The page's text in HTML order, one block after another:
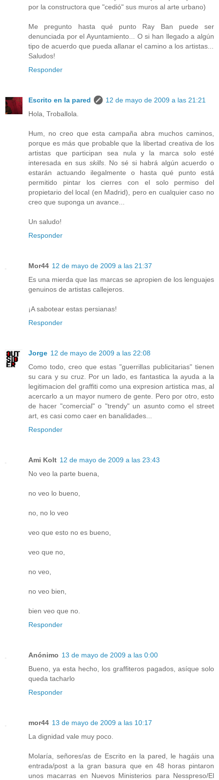
por la constructora que "cedió" sus muros al arte urbano)
Me pregunto hasta qué punto Ray Ban puede ser
denunciada por el Ayuntamiento... O si han llegado a algún
tipo de acuerdo que pueda allanar el camino a los artistas...
Saludos!
Responder
Escrito en la pared
12 de mayo de 2009 a las 21:21
Hola, Troballola.
Hum, no creo que esta campaña abra muchos caminos,
porque es más que probable que la libertad creativa de los
artistas que participan sea nula y la marca solo esté
interesada en sus skills. No sé si habrá algún acuerdo o
estarán actuando ilegalmente o hasta qué punto está
permitido pintar los cierres con el solo permiso del
propietario del local (en Madrid), pero en cualquier caso no
creo que suponga un avance...
Un saludo!
Responder
Mor44 12 de mayo de 2009 a las 21:37
Es una mierda que las marcas se apropien de los lenguajes
genuinos de artistas callejeros.
¡A sabotear estas persianas!
Responder
Jorge 12 de mayo de 2009 a las 22:08
Como todo, creo que estas "guerrillas publicitarias" tienen
su cara y su cruz. Por un lado, es fantastica la ayuda a la
legitimacion del graffiti como una expresion artistica mas, al
acercarlo a un mayor numero de gente. Pero por otro, esto
de hacer "comercial" o "trendy" un asunto como el street
art, es casi como caer en banalidades...
Responder
Ami Kolt 12 de mayo de 2009 a las 23:43
No veo la parte buena,
no veo lo bueno,
no, no lo veo
veo que esto no es bueno,
veo que no,
no veo,
no veo bien,
bien veo que no.
Responder
Anónimo 13 de mayo de 2009 a las 0:00
Bueno, ya esta hecho, los graffiteros pagados, asíque solo
queda tacharlo
Responder
mor44 13 de mayo de 2009 a las 10:17
La dignidad vale muy poco.
Molaría, señores/as de Escrito en la pared, le hagáis una
entrada/post a la gran basura que en 48 horas pintaron
unos macarras en Nuevos Ministerios para Nesspreso/El